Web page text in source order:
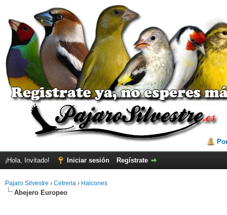
¡Hola, Invitado! Iniciar sesión Regístrate
Pajaro Silvestre › Cetreria › Halcones
Abejero Europeo